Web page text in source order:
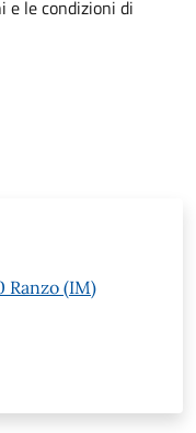
le condizioni di
Ranzo (IM)